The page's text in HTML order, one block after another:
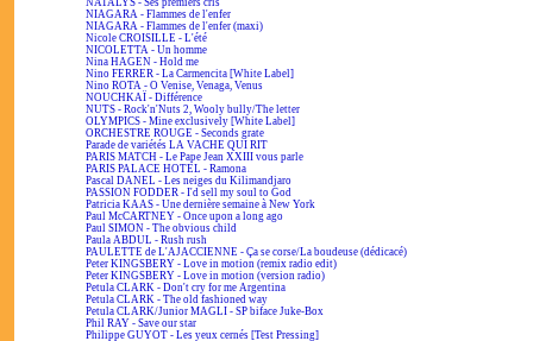
NATALYS - Ses premiers cris
NIAGARA - Flammes de l'enfer
NIAGARA - Flammes de l'enfer (maxi)
Nicole CROISILLE - L'été
NICOLETTA - Un homme
Nina HAGEN - Hold me
Nino FERRER - La Carmencita [White Label]
Nino ROTA - O Venise, Venaga, Venus
NOUCHKAÏ - Différence
NUTS - Rock'n'Nuts 2, Wooly bully/The letter
OLYMPICS - Mine exclusively [White Label]
ORCHESTRE ROUGE - Seconds grate
Parade de variétés LA VACHE QUI RIT
PARIS MATCH - Le Pape Jean XXIII vous parle
PARIS PALACE HOTEL - Ramona
Pascal DANEL - Les neiges du Kilimandjaro
PASSION FODDER - I'd sell my soul to God
Patricia KAAS - Une dernière semaine à New York
Paul McCARTNEY - Once upon a long ago
Paul SIMON - The obvious child
Paula ABDUL - Rush rush
PAULETTE de L'AJACCIENNE - Ça se corse/La boudeuse (dédicacé)
Peter KINGSBERY - Love in motion (remix radio edit)
Peter KINGSBERY - Love in motion (version radio)
Petula CLARK - Don't cry for me Argentina
Petula CLARK - The old fashioned way
Petula CLARK/Junior MAGLI - SP biface Juke-Box
Phil RAY - Save our star
Philippe GUYOT - Les yeux cernés [Test Pressing]